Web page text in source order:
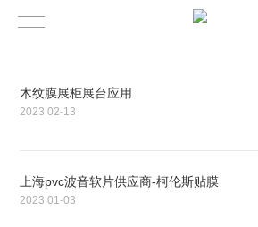
木纹膜展柜展台应用
2023 02-13
上海pvc波音软片供应商-柯伦斯贴膜
2023 01-03